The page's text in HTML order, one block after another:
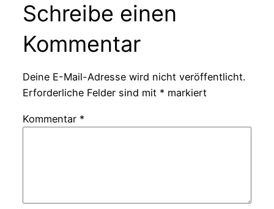
Schreibe einen
Kommentar
Deine E-Mail-Adresse wird nicht veröffentlicht.
Erforderliche Felder sind mit * markiert
Kommentar *